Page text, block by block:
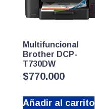
Multifuncional
Brother DCP-
T730DW
$770.000
Añadir al carrito